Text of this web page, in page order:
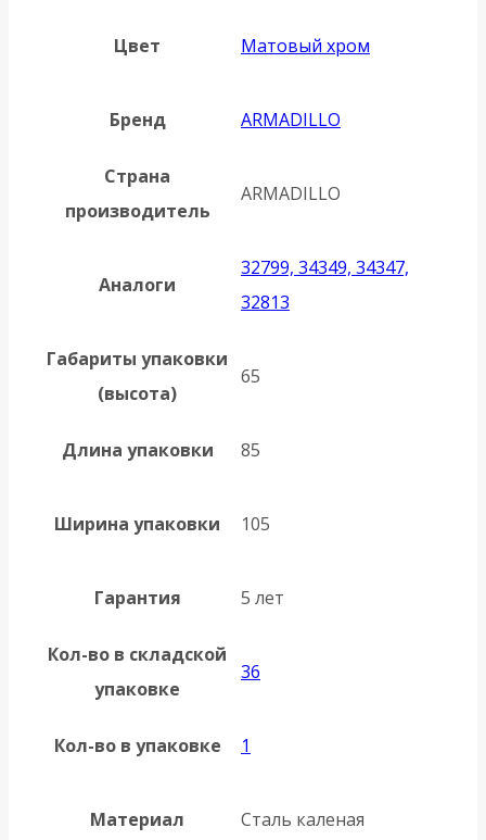
Цвет Матовый хром
Бренд ARMADILLO
Страна
производитель
ARMADILLO
Аналоги
32799, 34349, 34347,
32813
Габариты упаковки
(высота)
65
Длина упаковки 85
Ширина упаковки 105
Гарантия 5 лет
Кол-во в складской
упаковке
36
Кол-во в упаковке 1
Материал Сталь каленая